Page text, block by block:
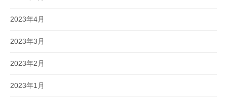
2023年4月
2023年3月
2023年2月
2023年1月